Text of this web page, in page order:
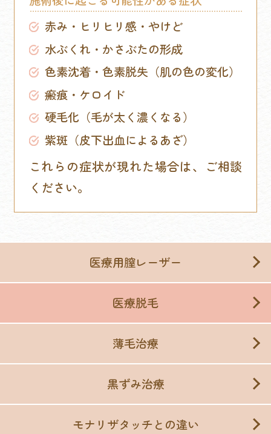
医療用膣レーザー
医療脱毛
薄毛治療
黒ずみ治療
モナリザタッチとの違い
赤み・ヒリヒリ感・やけど
水ぶくれ・かさぶたの形成
色素沈着・色素脱失（肌の色の変化）
瘢痕・ケロイド
硬毛化（毛が太く濃くなる）
紫斑（皮下出血によるあざ）
これらの症状が現れた場合は、ご相談
ください。